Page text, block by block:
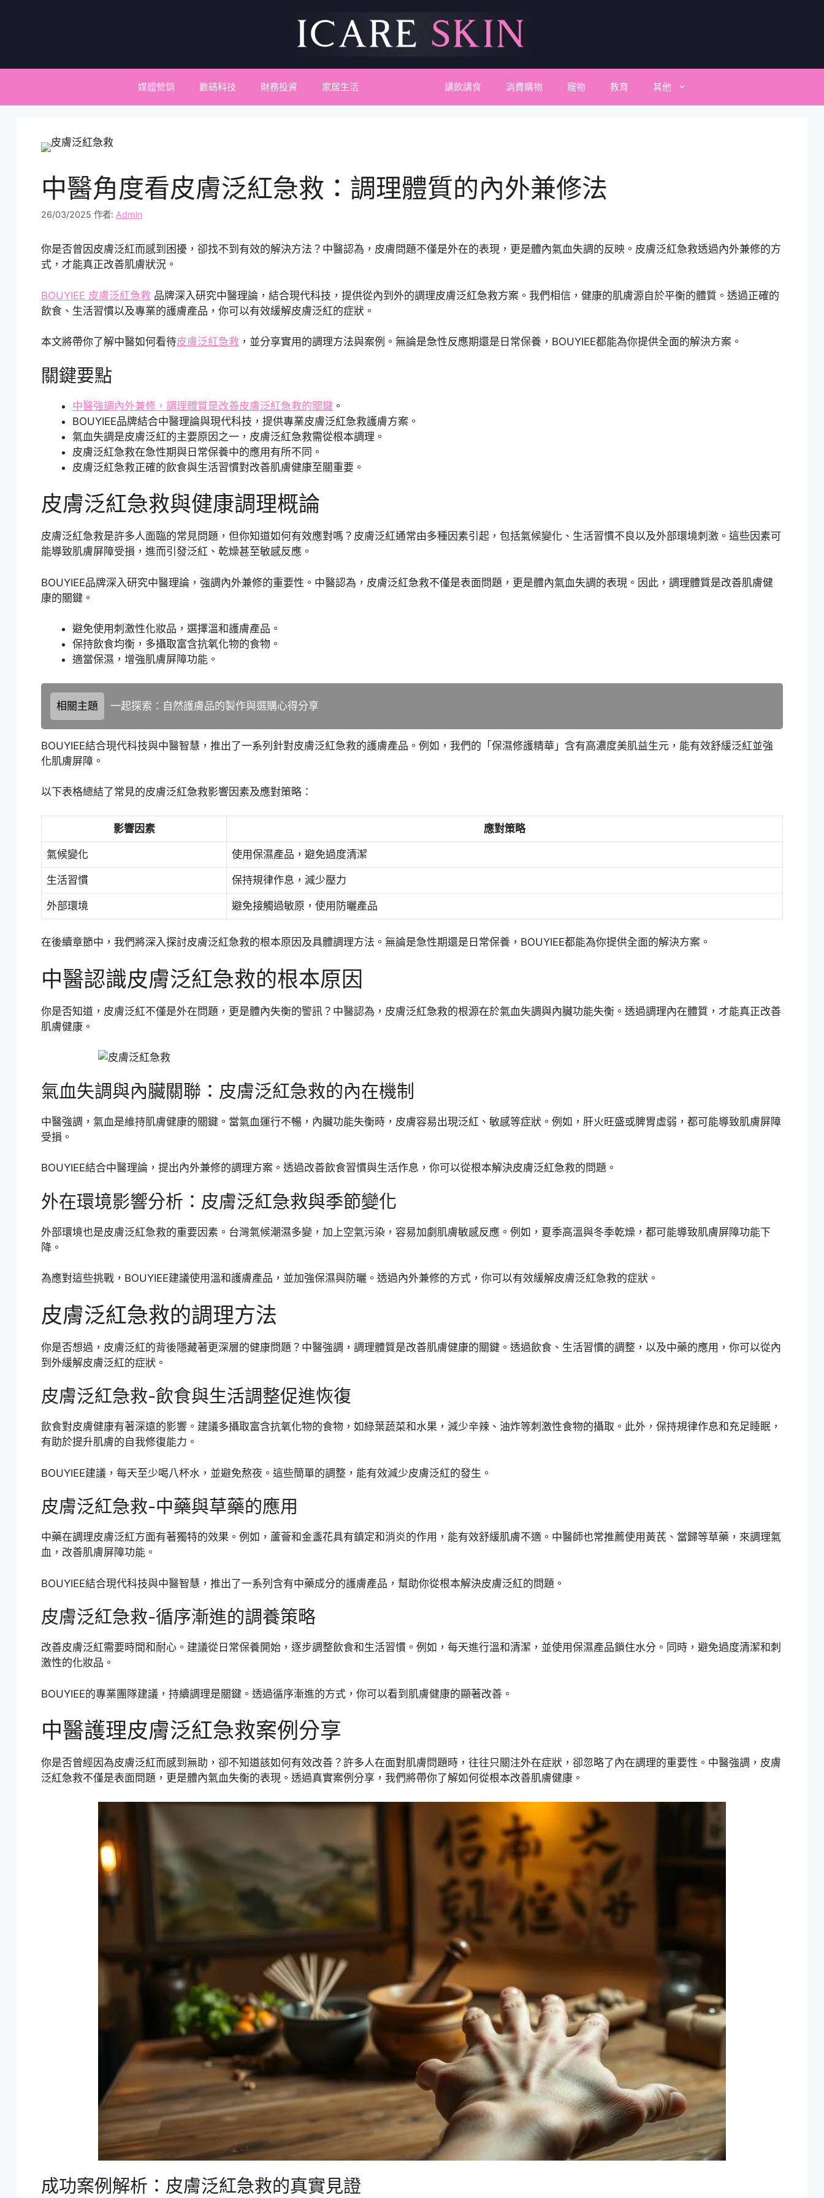
內
媒體營銷 數碼科技 財務投資 家居生活 講飲講食 消費購物 寵物 教育 其他
中醫角度看皮膚泛紅急救：調理體質的內外兼修法
26/03/2025 作者: Admin
你是否曾因皮膚泛紅而感到困擾，卻找不到有效的解決方法？中醫認為，皮膚問題不僅是外在的表現，更是體內氣血失調的反映。皮膚泛紅急救透過內外兼修的方
式，才能真正改善肌膚狀況。
BOUYIEE 皮膚泛紅急救 品牌深入研究中醫理論，結合現代科技，提供從內到外的調理皮膚泛紅急救方案。我們相信，健康的肌膚源自於平衡的體質。透過正確的
飲食、生活習慣以及專業的護膚產品，你可以有效緩解皮膚泛紅的症狀。
本文將帶你了解中醫如何看待皮膚泛紅急救 ，並分享實用的調理方法與案例。無論是急性反應期還是日常保養，BOUYIEE都能為你提供全面的解決方案。
關鍵要點
中醫強調內外兼修，調理體質是改善皮膚泛紅急救的關鍵 。
BOUYIEE品牌結合中醫理論與現代科技，提供專業皮膚泛紅急救護膚方案。
氣血失調是皮膚泛紅的主要原因之一，皮膚泛紅急救需從根本調理。
皮膚泛紅急救在急性期與日常保養中的應用有所不同。
皮膚泛紅急救正確的飲食與生活習慣對改善肌膚健康至關重要。
皮膚泛紅急救與健康調理概論
皮膚泛紅急救是許多人面臨的常見問題，但你知道如何有效應對嗎？皮膚泛紅通常由多種因素引起，包括氣候變化、生活習慣不良以及外部環境刺激。這些因素可
能導致肌膚屏障受損，進而引發泛紅、乾燥甚至敏感反應。
BOUYIEE品牌深入研究中醫理論，強調內外兼修的重要性。中醫認為，皮膚泛紅急救不僅是表面問題，更是體內氣血失調的表現。因此，調理體質是改善肌膚健
康的關鍵。
避免使用刺激性化妝品，選擇溫和護膚產品。
保持飲食均衡，多攝取富含抗氧化物的食物。
適當保濕，增強肌膚屏障功能。
相關主題 一起探索：自然護膚品的製作與選購心得分享
BOUYIEE結合現代科技與中醫智慧，推出了一系列針對皮膚泛紅急救的護膚產品。例如，我們的「保濕修護精華」含有高濃度美肌益生元，能有效舒緩泛紅並強
化肌膚屏障。
以下表格總結了常見的皮膚泛紅急救影響因素及應對策略：
影響因素 應對策略
氣候變化 使用保濕產品，避免過度清潔
生活習慣 保持規律作息，減少壓力
外部環境 避免接觸過敏原，使用防曬產品
在後續章節中，我們將深入探討皮膚泛紅急救的根本原因及具體調理方法。無論是急性期還是日常保養，BOUYIEE都能為你提供全面的解決方案。
中醫認識皮膚泛紅急救的根本原因
你是否知道，皮膚泛紅不僅是外在問題，更是體內失衡的警訊？中醫認為，皮膚泛紅急救的根源在於氣血失調與內臟功能失衡。透過調理內在體質，才能真正改善
肌膚健康。
氣血失調與內臟關聯：皮膚泛紅急救的內在機制
中醫強調，氣血是維持肌膚健康的關鍵。當氣血運行不暢，內臟功能失衡時，皮膚容易出現泛紅、敏感等症狀。例如，肝火旺盛或脾胃虛弱，都可能導致肌膚屏障
受損。
BOUYIEE結合中醫理論，提出內外兼修的調理方案。透過改善飲食習慣與生活作息，你可以從根本解決皮膚泛紅急救的問題。
外在環境影響分析：皮膚泛紅急救與季節變化
外部環境也是皮膚泛紅急救的重要因素。台灣氣候潮濕多變，加上空氣污染，容易加劇肌膚敏感反應。例如，夏季高溫與冬季乾燥，都可能導致肌膚屏障功能下
降。
為應對這些挑戰，BOUYIEE建議使用溫和護膚產品，並加強保濕與防曬。透過內外兼修的方式，你可以有效緩解皮膚泛紅急救的症狀。
皮膚泛紅急救的調理方法
你是否想過，皮膚泛紅的背後隱藏著更深層的健康問題？中醫強調，調理體質是改善肌膚健康的關鍵。透過飲食、生活習慣的調整，以及中藥的應用，你可以從內
到外緩解皮膚泛紅的症狀。
皮膚泛紅急救-飲食與生活調整促進恢復
飲食對皮膚健康有著深遠的影響。建議多攝取富含抗氧化物的食物，如綠葉蔬菜和水果，減少辛辣、油炸等刺激性食物的攝取。此外，保持規律作息和充足睡眠，
有助於提升肌膚的自我修復能力。
BOUYIEE建議，每天至少喝八杯水，並避免熬夜。這些簡單的調整，能有效減少皮膚泛紅的發生。
皮膚泛紅急救-中藥與草藥的應用
中藥在調理皮膚泛紅方面有著獨特的效果。例如，蘆薈和金盞花具有鎮定和消炎的作用，能有效舒緩肌膚不適。中醫師也常推薦使用黃芪、當歸等草藥，來調理氣
血，改善肌膚屏障功能。
BOUYIEE結合現代科技與中醫智慧，推出了一系列含有中藥成分的護膚產品，幫助你從根本解決皮膚泛紅的問題。
皮膚泛紅急救-循序漸進的調養策略
改善皮膚泛紅需要時間和耐心。建議從日常保養開始，逐步調整飲食和生活習慣。例如，每天進行溫和清潔，並使用保濕產品鎖住水分。同時，避免過度清潔和刺
激性的化妝品。
BOUYIEE的專業團隊建議，持續調理是關鍵。透過循序漸進的方式，你可以看到肌膚健康的顯著改善。
中醫護理皮膚泛紅急救案例分享
你是否曾經因為皮膚泛紅而感到無助，卻不知道該如何有效改善？許多人在面對肌膚問題時，往往只關注外在症狀，卻忽略了內在調理的重要性。中醫強調，皮膚
泛紅急救不僅是表面問題，更是體內氣血失衡的表現。透過真實案例分享，我們將帶你了解如何從根本改善肌膚健康。
成功案例解析：皮膚泛紅急救的真實見證